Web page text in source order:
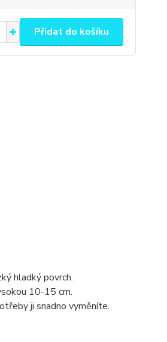
Přidat do košíku
hladký povrch.
10-15 cm.
ji snadno vyměníte.